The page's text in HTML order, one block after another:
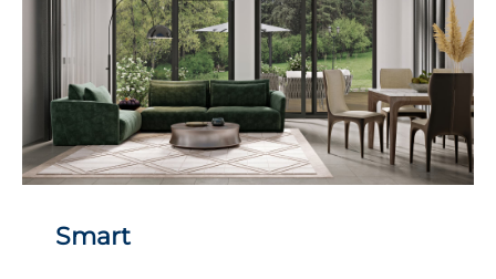
Smart